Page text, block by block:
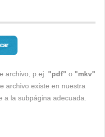
archivo, p.ej. "pdf" o "mkv"
archivo existe en nuestra
a la subpágina adecuada.